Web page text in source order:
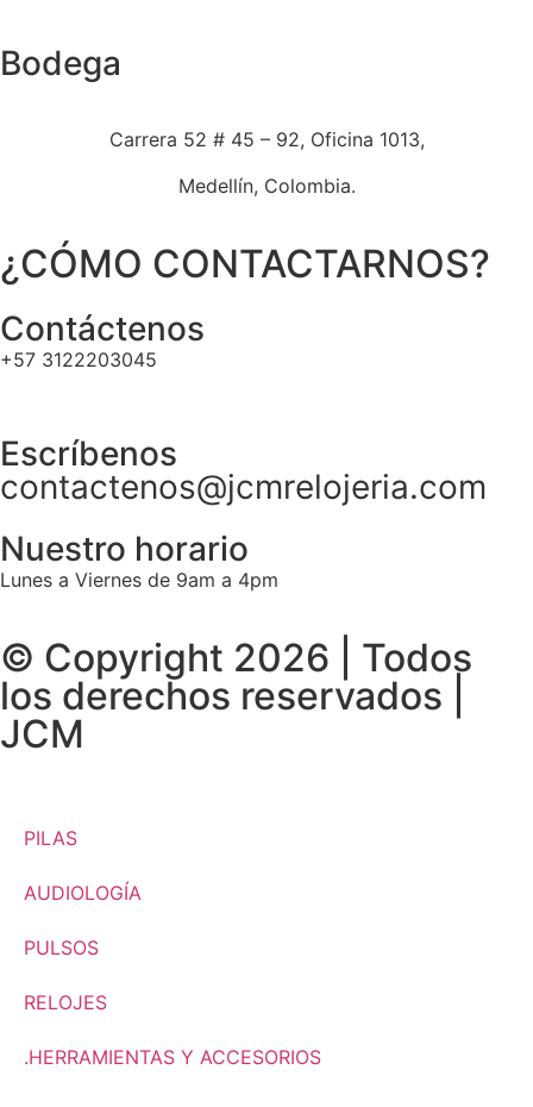
Bodega
Carrera 52 # 45 – 92, Oficina 1013,
Medellín, Colombia.
¿CÓMO CONTACTARNOS?
Contáctenos
+57 3122203045
Escríbenos
contactenos@jcmrelojeria.com
Nuestro horario
Lunes a Viernes de 9am a 4pm
© Copyright 2026 | Todos
los derechos reservados |
JCM
PILAS
AUDIOLOGÍA
PULSOS
RELOJES
.HERRAMIENTAS Y ACCESORIOS